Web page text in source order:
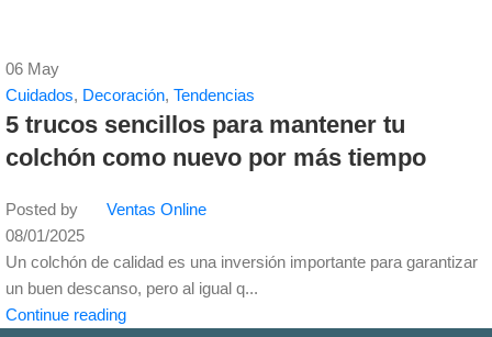
06 May
Cuidados, Decoración, Tendencias
5 trucos sencillos para mantener tu
colchón como nuevo por más tiempo
Posted by
Ventas Online
08/01/2025
Un colchón de calidad es una inversión importante para garantizar
un buen descanso, pero al igual q...
Continue reading